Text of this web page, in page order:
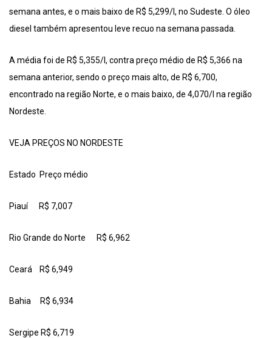
semana antes, e o mais baixo de R$ 5,299/l, no Sudeste. O óleo
diesel também apresentou leve recuo na semana passada.
A média foi de R$ 5,355/l, contra preço médio de R$ 5,366 na
semana anterior, sendo o preço mais alto, de R$ 6,700,
encontrado na região Norte, e o mais baixo, de 4,070/l na região
Nordeste.
VEJA PREÇOS NO NORDESTE
Estado Preço médio
Piauí R$ 7,007
Rio Grande do Norte R$ 6,962
Ceará R$ 6,949
Bahia R$ 6,934
Sergipe R$ 6,719